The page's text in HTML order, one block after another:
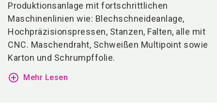
Produktionsanlage mit fortschrittlichen
Maschinenlinien wie: Blechschneideanlage,
Hochpräzisionspressen, Stanzen, Falten, alle mit
CNC. Maschendraht, Schweißen Multipoint sowie
Karton und Schrumpffolie.
add_circle_outline Mehr Lesen